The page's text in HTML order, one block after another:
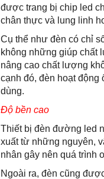
được trang bị chip led
chân thực và lung linh
Cụ thể như đèn có chỉ
không những giúp chất
nâng cao chất lượng
cạnh đó, đèn hoạt
dùng.
Độ bền cao
Thiết bị đèn đường led
xuất từ những nguyên,
nhân gây nên quá trình
Ngoài ra, đèn cũng